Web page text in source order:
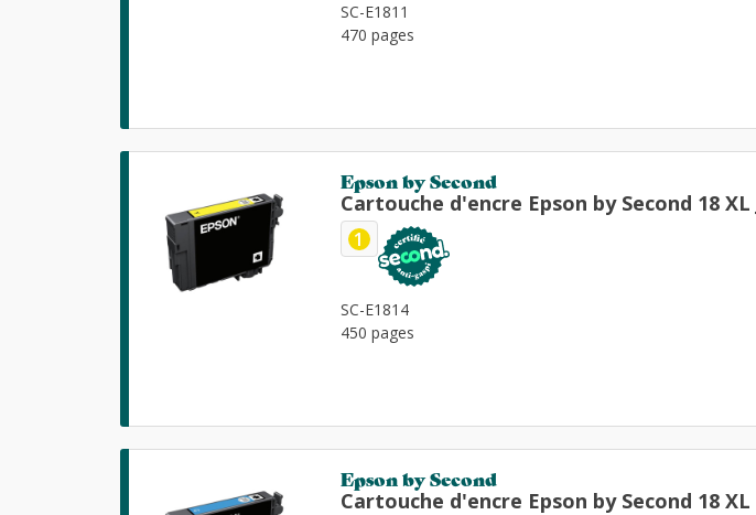
SC-E1811
470 pages
Epson by Second
Cartouche d'encre Epson by Second 18 XL
1
SC-E1814
450 pages
Epson by Second
Cartouche d'encre Epson by Second 18 XL